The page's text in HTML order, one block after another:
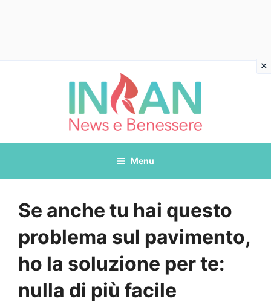
Menu
Se anche tu hai questo
problema sul pavimento,
ho la soluzione per te:
nulla di più facile